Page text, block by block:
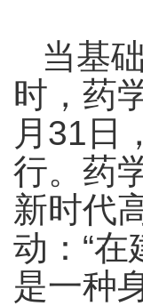
当基
时，药
月31日
行。药
新时代
动：“
是一种